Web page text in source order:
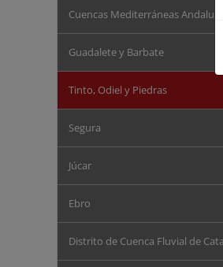
Cuencas Mediterráneas Andaluzas
Guadalete y Barbate
Tinto, Odiel y Piedras
Segura
Júcar
Ebro
Distrito de Cuenca Fluvial de